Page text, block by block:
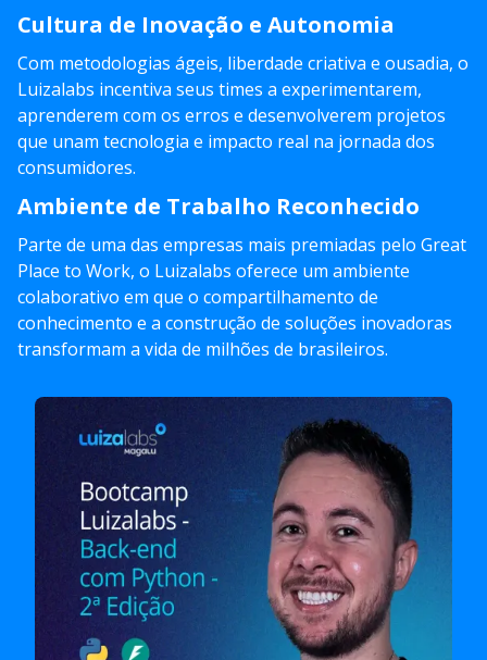
Cultura de Inovação e Autonomia
Com metodologias ágeis, liberdade criativa e ousadia, o
Luizalabs incentiva seus times a experimentarem,
aprenderem com os erros e desenvolverem projetos
que unam tecnologia e impacto real na jornada dos
consumidores.
Ambiente de Trabalho Reconhecido
Parte de uma das empresas mais premiadas pelo Great
Place to Work, o Luizalabs oferece um ambiente
colaborativo em que o compartilhamento de
conhecimento e a construção de soluções inovadoras
transformam a vida de milhões de brasileiros.